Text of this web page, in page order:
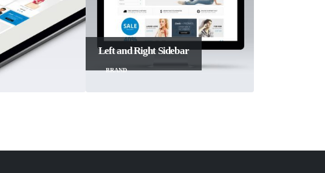
Left and Right Sidebar Sticky Content
BRAND